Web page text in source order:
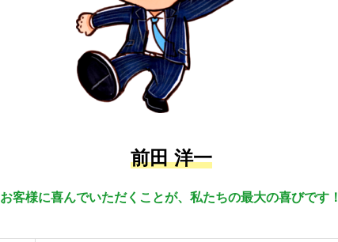
前田 洋一
お客様に喜んでいただくことが、私たちの最大の喜びです！